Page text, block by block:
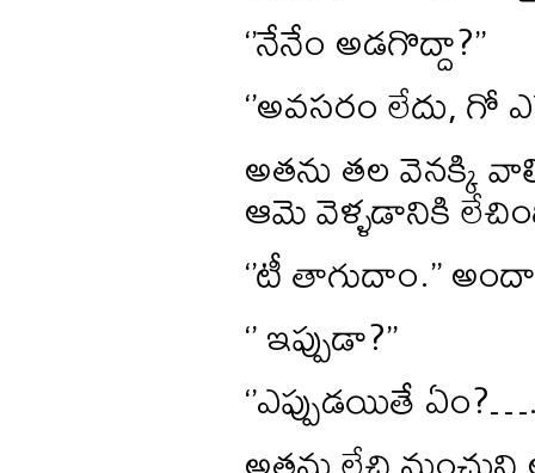
‘’నేనేం అడగొద్దా?’’
‘’అవసరం లేదు, గో
అతను తల వెనక్కి
ఆమె వెళ్ళడానికి
‘’టీ తాగుదాం.’’
‘’ ఇప్పుడా?’’
‘’ఎప్పుడయితే